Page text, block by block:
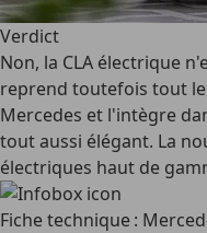
Verdict
Non, la CLA électrique
reprend toutefois tout
Mercedes et l'intègre
tout aussi élégant. La
électriques haut de
Fiche technique :